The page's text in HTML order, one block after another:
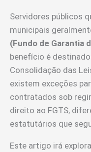
Servidores públicos
municipais
(Fundo de Garantia
benefício é
Consolidação das
existem exceções
contratados sob
direito ao FGTS,
estatutários que
Este artigo irá